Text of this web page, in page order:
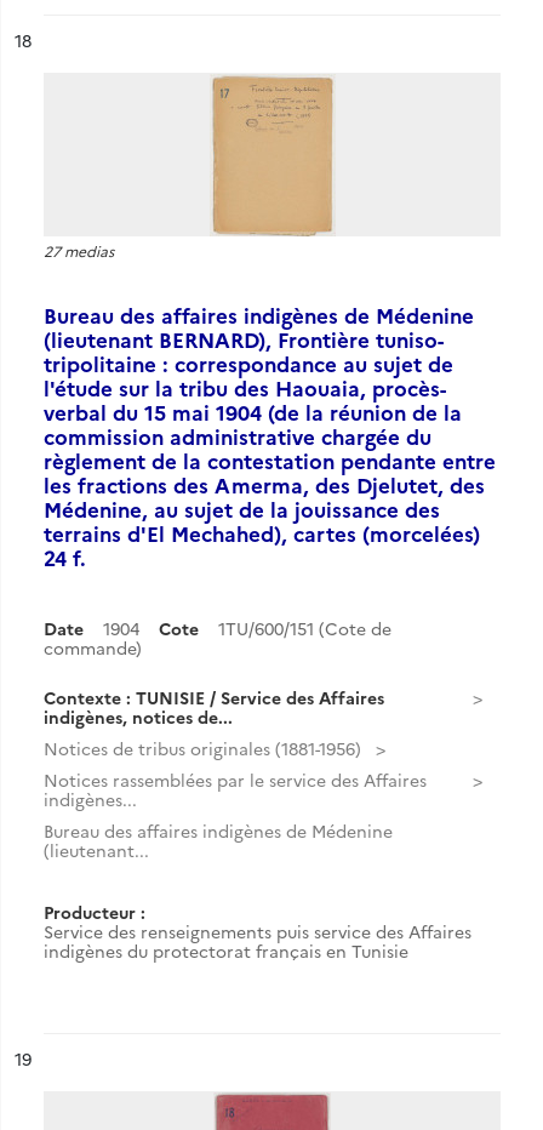
n°
18
27 medias
Bureau des affaires indigènes de Médenine
(lieutenant BERNARD), Frontière tuniso-
tripolitaine : correspondance au sujet de
l'étude sur la tribu des Haouaia, procès-
verbal du 15 mai 1904 (de la réunion de la
commission administrative chargée du
règlement de la contestation pendante entre
les fractions des Amerma, des Djelutet, des
Médenine, au sujet de la jouissance des
terrains d'El Mechahed), cartes (morcelées)
24 f.
Date 1904 Cote
1TU/600/151 (Cote de
commande)
Contexte : TUNISIE / Service des Affaires
indigènes, notices de...
Notices de tribus originales (1881-1956)
Notices rassemblées par le service des Affaires
indigènes...
Bureau des affaires indigènes de Médenine
(lieutenant...
Producteur :
Service des renseignements puis service des Affaires
indigènes du protectorat français en Tunisie
n°
19